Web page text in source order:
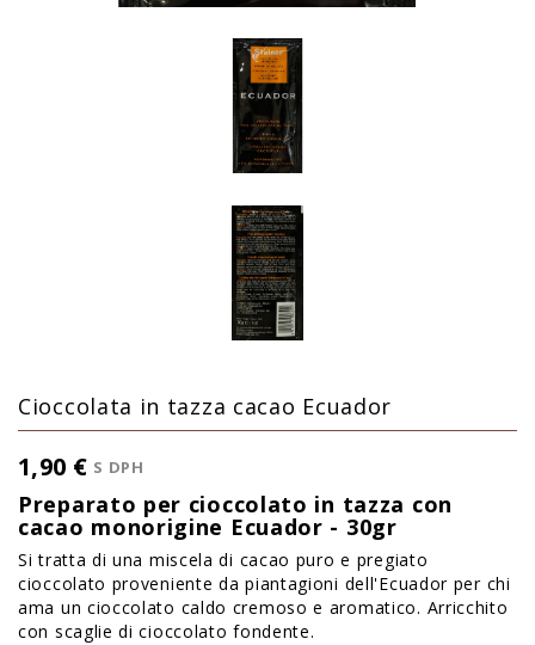
Cioccolata in tazza cacao Ecuador
1,90 € S DPH
Preparato per cioccolato in tazza con
cacao monorigine Ecuador - 30gr
Si tratta di una miscela di cacao puro e pregiato
cioccolato proveniente da piantagioni dell'Ecuador per chi
ama un cioccolato caldo cremoso e aromatico. Arricchito
con scaglie di cioccolato fondente.